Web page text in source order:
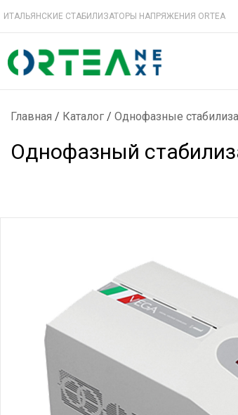
ИТАЛЬЯНСКИЕ СТАБИЛИЗАТОРЫ НАПРЯЖЕНИЯ ORTEA
Главная / Каталог / Однофазные
Однофазный